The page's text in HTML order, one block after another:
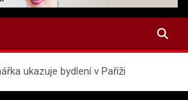
ukazuje bydlení v Paříži